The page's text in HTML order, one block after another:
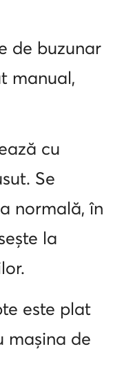
de buzunar
manual,
cu
Se
normală, în
la
este plat
mașina de